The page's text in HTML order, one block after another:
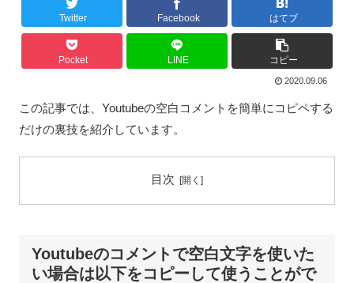
Twitter Facebook はてブ
Pocket LINE コピー
2020.09.06
この記事では、Youtubeの空白コメントを簡単にコピペする
だけの裏技を紹介しています。
目次
Youtubeのコメントで空白文字を使いた
い場合は以下をコピーして使うことがで